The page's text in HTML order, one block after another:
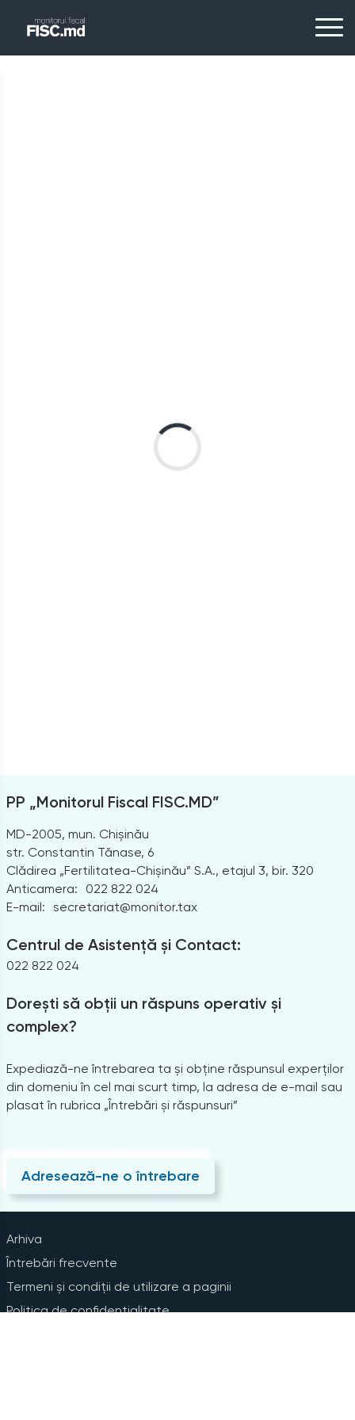
PP „Monitorul Fiscal FISC.MD”
MD-2005, mun. Chișinău
str. Constantin Tănase, 6
Clădirea „Fertilitatea-Chișinău” S.A., etajul 3, bir. 320
Anticamera:
022 822 024
E-mail: secretariat@monitor.tax
Centrul de Asistență și Contact:
022 822 024
Dorești să obții un răspuns operativ și
complex?
Expediază-ne întrebarea ta și obține răspunsul experților
din domeniu în cel mai scurt timp, la adresa de e-mail sau
plasat în rubrica „Întrebări și răspunsuri”
Adresează-ne o întrebare
Arhiva
Întrebări frecvente
Termeni și condiții de utilizare a paginii
Politica de confidențialitate